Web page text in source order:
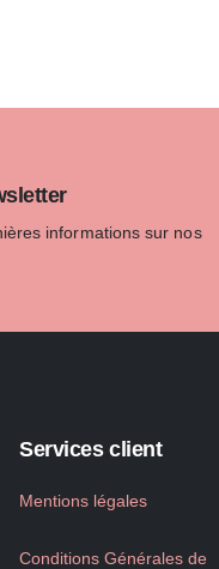
informations sur nos
Services client
Mentions légales
Conditions Générales de